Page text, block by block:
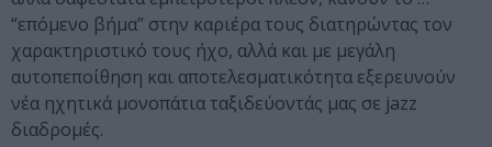
“επόμενο βήμα” στην καριέρα τους διατηρώντας τον
χαρακτηριστικό τους ήχο, αλλά και με μεγάλη
αυτοπεποίθηση και αποτελεσματικότητα εξερευνούν
νέα ηχητικά μονοπάτια ταξιδεύοντάς μας σε jazz
διαδρομές.